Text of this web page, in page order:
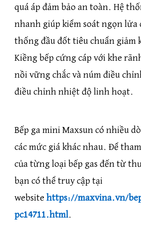
quá áp đảm bảo an toàn. Hệ
nhanh giúp kiểm soát ngọn lửa
thống đầu đốt tiêu chuẩn giảm
Kiềng bếp cứng cáp với khe
nồi vững chắc và núm điều
điều chỉnh nhiệt độ linh hoạt.
Bếp ga mini Maxsun có nhiều
các mức giá khác nhau. Để
của từng loại bếp gas đến từ
bạn có thể truy cập tại
website https://maxvina.vn/
pc14711.html.